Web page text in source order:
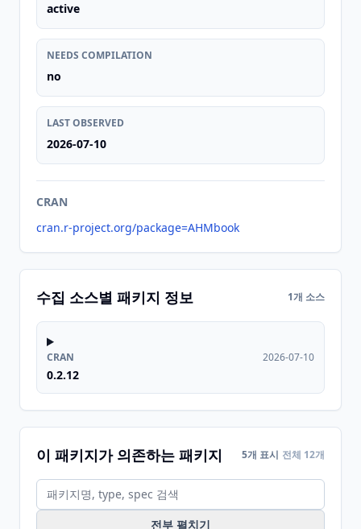
active
NEEDS COMPILATION
no
LAST OBSERVED
2026-07-10
CRAN
cran.r-project.org/package=AHMbook
수집 소스별 패키지 정보 1개 소스
CRAN
0.2.12
2026-07-10
이 패키지가 의존하는 패키지 5개 표시 전체 12개
전부 펼치기